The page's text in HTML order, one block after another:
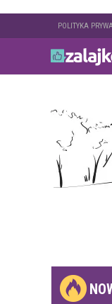
POLITYKA
Gdzie
weekend z